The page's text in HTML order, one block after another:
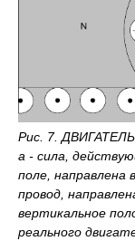
Рис. 7.
а - сила,
поле, направлена
провод,
вертикальное
реального